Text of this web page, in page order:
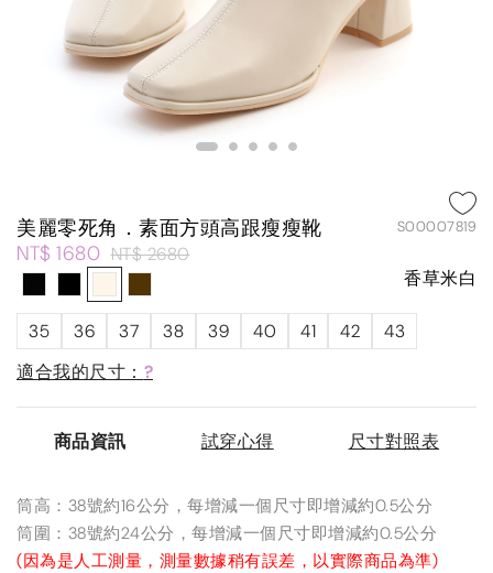
美麗零死角．素面方頭高跟瘦瘦靴 S00007819
NT$ 1680 NT$ 2680
香草米白
35 36 37 38 39 40 41 42
43
適合我的尺寸： ?
商品資訊 試穿心得 尺寸對照表
筒高：38號約16公分，每增減一個尺寸即增減約0.5公分
筒圍：38號約24公分，每增減一個尺寸即增減約0.5公分
(因為是人工測量，測量數據稍有誤差，以實際商品為準)